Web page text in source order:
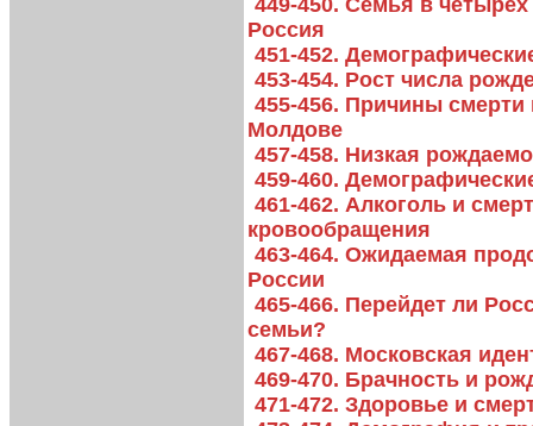
449-450. Семья в
Россия
451-452.
453-454. Рост числа
455-456. Причины
Молдове
457-458. Низкая
459-460.
461-462. Алкоголь и
кровообращения
463-464. Ожидаемая
России
465-466. Перейдет ли
семьи?
467-468. Московская
469-470. Брачность и
471-472. Здоровье и